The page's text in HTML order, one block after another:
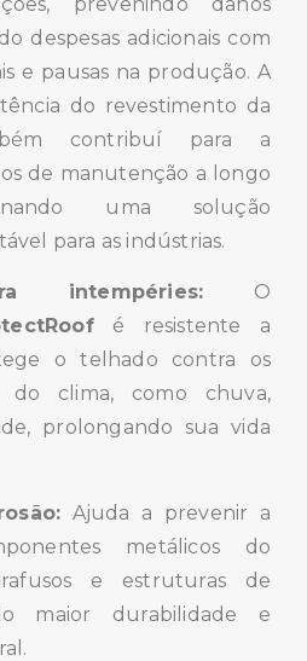
despesas adicionais com
e pausas na produção. A
do revestimento da
contribuí para a
de manutenção a longo
uma solução
para as indústrias.
intempéries: O
é resistente a
o telhado contra os
do clima, como chuva,
prolongando sua vida
Ajuda a prevenir a
metálicos do
e estruturas de
maior durabilidade e